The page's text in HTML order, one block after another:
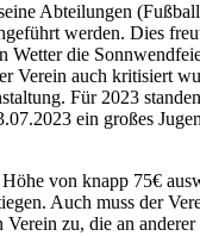
Abteilungen
werden. Dies
die
auch kritisiert
Für 2023
ein großes
von knapp 75€
Auch muss der
zu, die an